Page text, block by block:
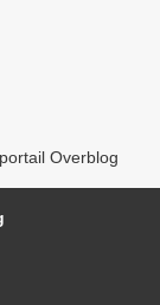
Overblog